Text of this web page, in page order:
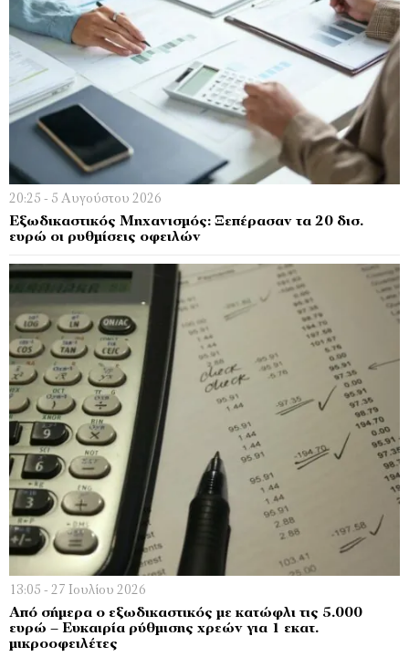
20:25 - 5 Αυγούστου 2026
Εξωδικαστικός Μηχανισμός: Ξεπέρασαν τα 20 δισ.
ευρώ οι ρυθμίσεις οφειλών
13:05 - 27 Ιουλίου 2026
Από σήμερα ο εξωδικαστικός με κατώφλι τις 5.000
ευρώ – Ευκαιρία ρύθμισης χρεών για 1 εκατ.
μικροοφειλέτες